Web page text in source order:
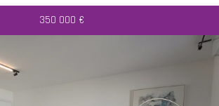
350 000 €